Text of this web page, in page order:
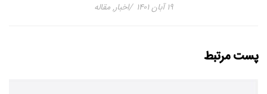
۱۹ آبان ۱۴۰۱ اخبار,مقاله
پست مرتبط